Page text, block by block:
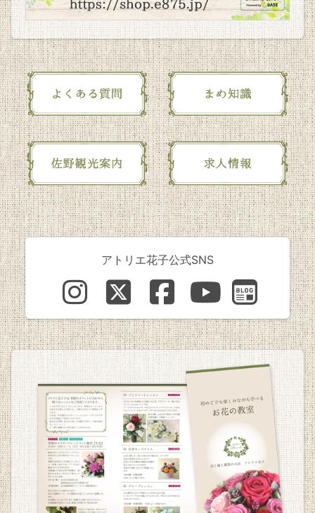
アトリエ花子公式SNS